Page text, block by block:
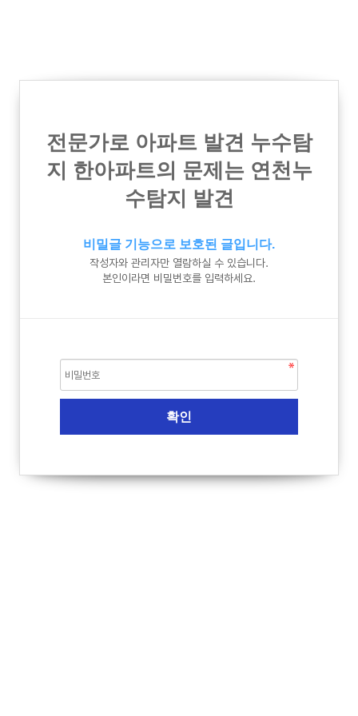
전문가로 아파트 발견 누수탐
지 한아파트의 문제는 연천누
수탐지 발견
비밀글 기능으로 보호된 글입니다.
작성자와 관리자만 열람하실 수 있습니다.
본인이라면 비밀번호를 입력하세요.